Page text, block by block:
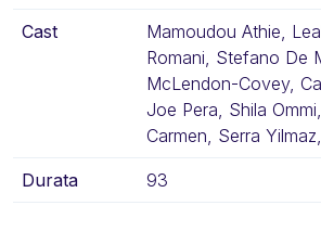
Cast
Mamoudou Athie,
Romani, Stefano De
McLendon-Covey,
Joe Pera, Shila
Carmen, Serra
Durata 93